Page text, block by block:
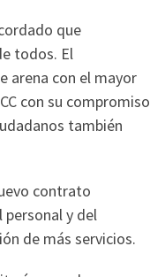
que
todos. El
arena con el mayor
con su compromiso
también
contrato
y del
de más servicios.